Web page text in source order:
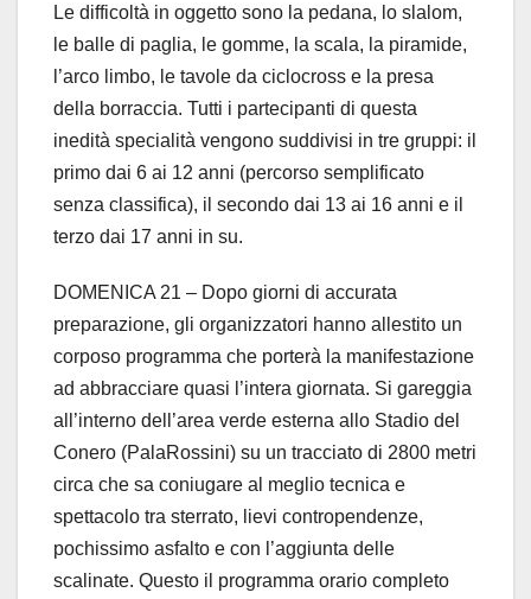
Le difficoltà in oggetto sono la pedana, lo slalom,
le balle di paglia, le gomme, la scala, la piramide,
l’arco limbo, le tavole da ciclocross e la presa
della borraccia. Tutti i partecipanti di questa
inedità specialità vengono suddivisi in tre gruppi: il
primo dai 6 ai 12 anni (percorso semplificato
senza classifica), il secondo dai 13 ai 16 anni e il
terzo dai 17 anni in su.
DOMENICA 21 – Dopo giorni di accurata
preparazione, gli organizzatori hanno allestito un
corposo programma che porterà la manifestazione
ad abbracciare quasi l’intera giornata. Si gareggia
all’interno dell’area verde esterna allo Stadio del
Conero (PalaRossini) su un tracciato di 2800 metri
circa che sa coniugare al meglio tecnica e
spettacolo tra sterrato, lievi contropendenze,
pochissimo asfalto e con l’aggiunta delle
scalinate. Questo il programma orario completo